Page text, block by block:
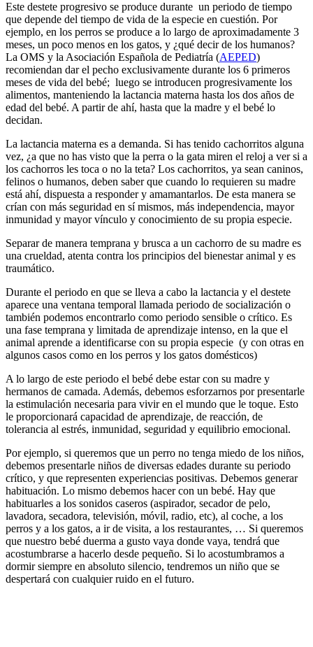
Este destete progresivo se produce durante un periodo de tiempo
que depende del tiempo de vida de la especie en cuestión. Por
ejemplo, en los perros se produce a lo largo de aproximadamente 3
meses, un poco menos en los gatos, y ¿qué decir de los humanos?
La OMS y la Asociación Española de Pediatría (AEPED)
recomiendan dar el pecho exclusivamente durante los 6 primeros
meses de vida del bebé; luego se introducen progresivamente los
alimentos, manteniendo la lactancia materna hasta los dos años de
edad del bebé. A partir de ahí, hasta que la madre y el bebé lo
decidan.
La lactancia materna es a demanda. Si has tenido cachorritos alguna
vez, ¿a que no has visto que la perra o la gata miren el reloj a ver si a
los cachorros les toca o no la teta? Los cachorritos, ya sean caninos,
felinos o humanos, deben saber que cuando lo requieren su madre
está ahí, dispuesta a responder y amamantarlos. De esta manera se
crían con más seguridad en sí mismos, más independencia, mayor
inmunidad y mayor vínculo y conocimiento de su propia especie.
Separar de manera temprana y brusca a un cachorro de su madre es
una crueldad, atenta contra los principios del bienestar animal y es
traumático.
Durante el periodo en que se lleva a cabo la lactancia y el destete
aparece una ventana temporal llamada periodo de socialización o
también podemos encontrarlo como periodo sensible o crítico. Es
una fase temprana y limitada de aprendizaje intenso, en la que el
animal aprende a identificarse con su propia especie (y con otras en
algunos casos como en los perros y los gatos domésticos)
A lo largo de este periodo el bebé debe estar con su madre y
hermanos de camada. Además, debemos esforzarnos por presentarle
la estimulación necesaria para vivir en el mundo que le toque. Esto
le proporcionará capacidad de aprendizaje, de reacción, de
tolerancia al estrés, inmunidad, seguridad y equilibrio emocional.
Por ejemplo, si queremos que un perro no tenga miedo de los niños,
debemos presentarle niños de diversas edades durante su periodo
crítico, y que representen experiencias positivas. Debemos generar
habituación. Lo mismo debemos hacer con un bebé. Hay que
habituarles a los sonidos caseros (aspirador, secador de pelo,
lavadora, secadora, televisión, móvil, radio, etc), al coche, a los
perros y a los gatos, a ir de visita, a los restaurantes, … Si queremos
que nuestro bebé duerma a gusto vaya donde vaya, tendrá que
acostumbrarse a hacerlo desde pequeño. Si lo acostumbramos a
dormir siempre en absoluto silencio, tendremos un niño que se
despertará con cualquier ruido en el futuro.